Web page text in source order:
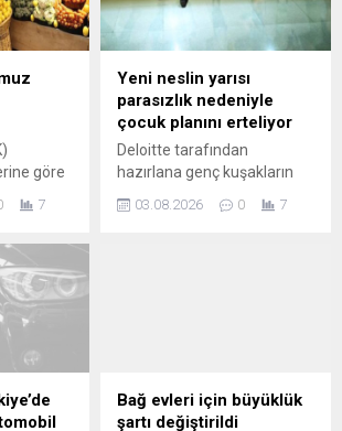
göre
aylık
7
Yeni neslin yarısı
parasızlık nedeniyle
çocuk planını erteliyor
Deloitte tarafından
hazırlana genç kuşakların
yaşanan değişimleri ortaya
etme gibi önemli yaşam
kararlarını finansal
03.08.2026 0 7
Bağ evleri için büyüklük
şartı değiştirildi